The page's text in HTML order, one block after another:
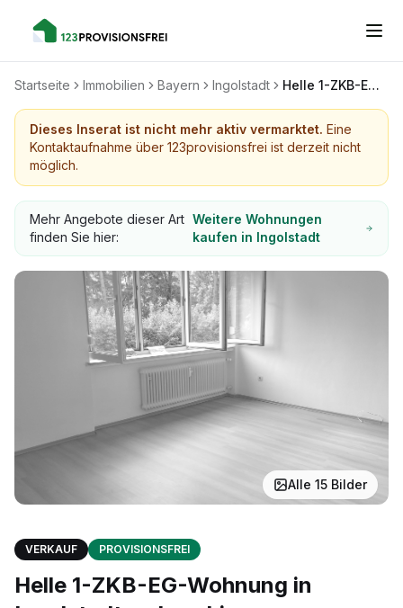
Startseite Immobilien Bayern Ingolstadt Helle 1-ZKB-EG-Wohnung in Ingolstadt, sehr ruhig, eingewachsen mit Baum- und Strauchbestand
Dieses Inserat ist nicht mehr aktiv vermarktet. Eine
Kontaktaufnahme über 123provisionsfrei ist derzeit nicht
möglich.
Mehr Angebote dieser Art
finden Sie hier:
Weitere Wohnungen
kaufen in Ingolstadt
Alle 15 Bilder
VERKAUF PROVISIONSFREI
Helle 1-ZKB-EG-Wohnung in